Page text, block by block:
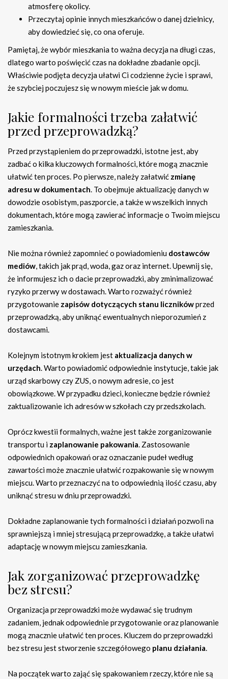
atmosferę okolicy.
Przeczytaj opinie innych mieszkańców o danej dzielnicy,
aby dowiedzieć się, co ona oferuje.
Pamiętaj, że wybór mieszkania to ważna decyzja na długi czas,
dlatego warto poświęcić czas na dokładne zbadanie opcji.
Właściwie podjęta decyzja ułatwi Ci codzienne życie i sprawi,
że szybciej poczujesz się w nowym mieście jak w domu.
Jakie formalności trzeba załatwić
przed przeprowadzką?
Przed przystąpieniem do przeprowadzki, istotne jest, aby
zadbać o kilka kluczowych formalności, które mogą znacznie
ułatwić ten proces. Po pierwsze, należy załatwić zmianę
adresu w dokumentach. To obejmuje aktualizację danych w
dowodzie osobistym, paszporcie, a także w wszelkich innych
dokumentach, które mogą zawierać informacje o Twoim miejscu
zamieszkania.
Nie można również zapomnieć o powiadomieniu dostawców
mediów, takich jak prąd, woda, gaz oraz internet. Upewnij się,
że informujesz ich o dacie przeprowadzki, aby zminimalizować
ryzyko przerwy w dostawach. Warto rozważyć również
przygotowanie zapisów dotyczących stanu licznikówprzed
przeprowadzką, aby uniknąć ewentualnych nieporozumień z
dostawcami.
Kolejnym istotnym krokiem jest aktualizacja danych w
urzędach. Warto powiadomić odpowiednie instytucje, takie jak
urząd skarbowy czy ZUS, o nowym adresie, co jest
obowiązkowe. W przypadku dzieci, konieczne będzie również
zaktualizowanie ich adresów w szkołach czy przedszkolach.
Oprócz kwestii formalnych, ważne jest także zorganizowanie
transportu i zaplanowanie pakowania. Zastosowanie
odpowiednich opakowań oraz oznaczanie pudeł według
zawartości może znacznie ułatwić rozpakowanie się w nowym
miejscu. Warto przeznaczyć na to odpowiednią ilość czasu, aby
uniknąć stresu w dniu przeprowadzki.
Dokładne zaplanowanie tych formalności i działań pozwoli na
sprawniejszą i mniej stresującą przeprowadzkę, a także ułatwi
adaptację w nowym miejscu zamieszkania.
Jak zorganizować przeprowadzkę
bez stresu?
Organizacja przeprowadzki może wydawać się trudnym
zadaniem, jednak odpowiednie przygotowanie oraz planowanie
mogą znacznie ułatwić ten proces. Kluczem do przeprowadzki
bez stresu jest stworzenie szczegółowego planu działania.
Na początek warto zająć się spakowaniem rzeczy, które nie są